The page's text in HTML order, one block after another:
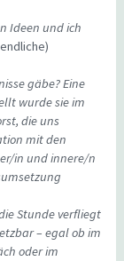
Ideen und ich
gäbe? Eine
wurde sie im
die uns
mit den
in und innere/n
Stunde verfliegt
– egal ob im
oder im